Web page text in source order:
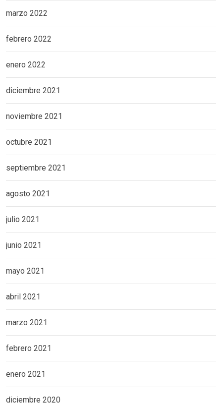
marzo 2022
febrero 2022
enero 2022
diciembre 2021
noviembre 2021
octubre 2021
septiembre 2021
agosto 2021
julio 2021
junio 2021
mayo 2021
abril 2021
marzo 2021
febrero 2021
enero 2021
diciembre 2020